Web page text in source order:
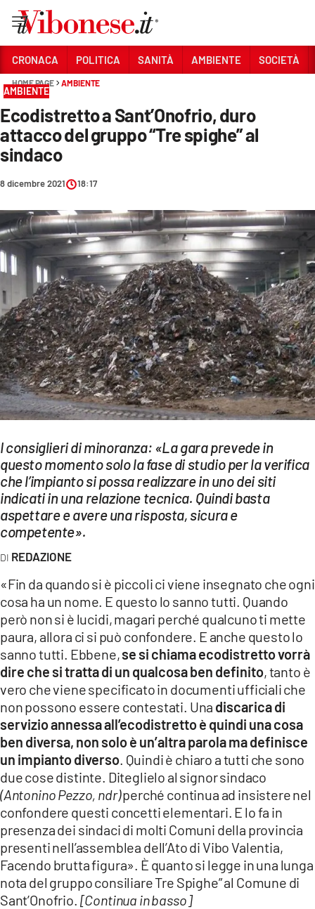
Sezioni
CRONACA
POLITICA
SOCIETÀ
CULTURA
ECONOMIA E LAVORO
EVENTI
SPORT
Streaming
LAC TV
LAC NETWORK
LAC ONAIR
LaC
Network
LACPLAY.IT
LACTV.IT
LACONAIR.IT
LACITYMAG.IT
ILREGGINO.IT
COSENZACHANNEL.IT
ILVIBONESE.IT
CATANZAROCHANNEL.IT
LACAPITALENEWS.IT
App
ANDROID
APPLE
CRONACA POLITICA SANITÀ AMBIENTE SOCIETÀ
HOME PAGE AMBIENTE
AMBIENTE
Ecodistretto a Sant’Onofrio, duro
attacco del gruppo “Tre spighe” al
sindaco
8 dicembre 2021 18:17
I consiglieri di minoranza: «La gara prevede in
questo momento solo la fase di studio per la verifica
che l’impianto si possa realizzare in uno dei siti
indicati in una relazione tecnica. Quindi basta
aspettare e avere una risposta, sicura e
competente».
REDAZIONE
«Fin da quando si è piccoli ci viene insegnato che ogni
cosa ha un nome. E questo lo sanno tutti. Quando
però non si è lucidi, magari perché qualcuno ti mette
paura, allora ci si può confondere. E anche questo lo
sanno tutti. Ebbene,se si chiama ecodistretto vorrà
dire che si tratta di un qualcosa ben definito, tanto è
vero che viene specificato in documenti ufficiali che
non possono essere contestati. Una discarica di
servizio annessa all’ecodistretto è quindi una cosa
ben diversa, non solo è un’altra parola ma definisce
un impianto diverso . Quindi è chiaro a tutti che sono
due cose distinte. Diteglielo al signor sindaco
(Antonino Pezzo, ndr)perché continua ad insistere nel
confondere questi concetti elementari. E lo fa in
presenza dei sindaci di molti Comuni della provincia
presenti nell’assemblea dell’Ato di Vibo Valentia,
Facendo brutta figura». È quanto si legge in una lunga
nota del gruppo consiliare Tre Spighe” al Comune di
Sant’Onofrio. [Continua in basso]